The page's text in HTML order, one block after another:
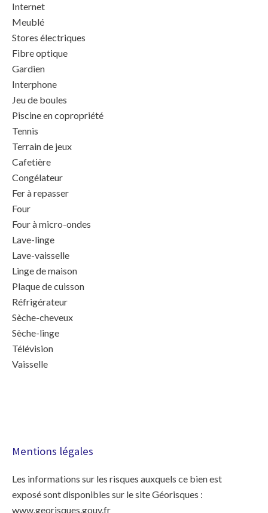
Internet
Meublé
Stores électriques
Fibre optique
Gardien
Interphone
Jeu de boules
Piscine en copropriété
Tennis
Terrain de jeux
Cafetière
Congélateur
Fer à repasser
Four
Four à micro-ondes
Lave-linge
Lave-vaisselle
Linge de maison
Plaque de cuisson
Réfrigérateur
Sèche-cheveux
Sèche-linge
Télévision
Vaisselle
Mentions légales
Les informations sur les risques auxquels ce bien est
exposé sont disponibles sur le site Géorisques :
www.georisques.gouv.fr